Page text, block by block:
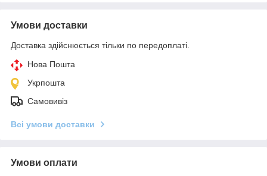
Умови доставки
Доставка здійснюється тільки по передоплаті.
Нова Пошта
Укрпошта
Самовивіз
Всі умови доставки
Умови оплати